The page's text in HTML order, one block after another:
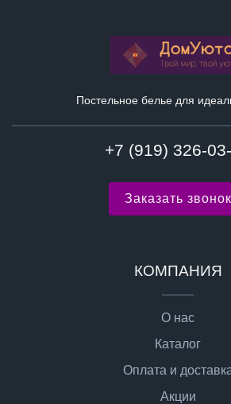
Постельное белье для
+7 (919) 326-
Заказать звонок
КОМПАНИЯ
О нас
Каталог
Оплата и
Акции